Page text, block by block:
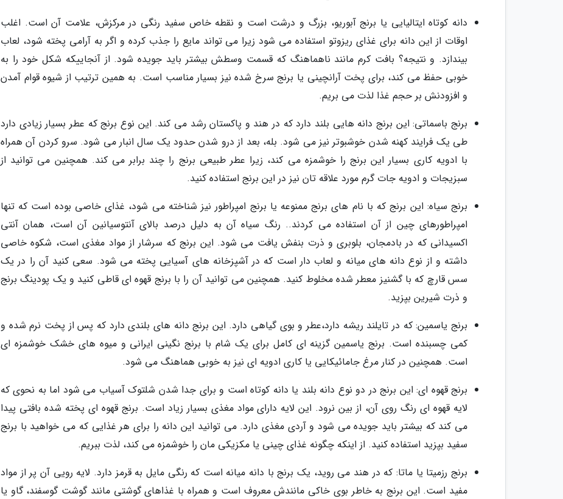
دانه کوتاه ایتالیایی یا برنج آبوریو، بزرگ و درشت است و نقطه خاص سفید رنگی در مرکزش، علامت آن است. اغلب
اوقات از این دانه برای غذای ریزوتو استفاده می شود زیرا می تواند مایع را جذب کرده و اگر به آرامی پخته شود، لعاب
بیندازد. و نتیجه؟ بافت کرم مانند ناهماهنگ که قسمت وسطش بیشتر باید جویده شود. از آنجاییکه شکل خود را به
خوبی حفظ می کند، برای پخت آرانچینی یا برنج سرخ شده نیز بسیار مناسب است. به همین ترتیب از شیوه قوام آمدن
و افزودنش بر حجم غذا لذت می بریم.
برنج باسماتی: این برنج دانه هایی بلند دارد که در هند و پاکستان رشد می کند. این نوع برنج که عطر بسیار زیادی دارد
طی یک فرایند کهنه شدن خوشبوتر نیز می شود. بله، بعد از درو شدن حدود یک سال انبار می شود. سرو کردن آن همراه
با ادویه کاری بسیار این برنج را خوشمزه می کند، زیرا عطر طبیعی برنج را چند برابر می کند. همچنین می توانید از
سبزیجات و ادویه جات گرم مورد علاقه تان نیز در این برنج استفاده کنید.
برنج سیاه: این برنج که با نام های برنج ممنوعه یا برنج امپراطور نیز شناخته می شود، غذای خاصی بوده است که تنها
امپراطورهای چین از آن استفاده می کردند.. رنگ سیاه آن به دلیل درصد بالای آنتوسیانین آن است، همان آنتی
اکسیدانی که در بادمجان، بلوبری و ذرت بنفش یافت می شود. این برنج که سرشار از مواد مغذی است، شکوه خاصی
داشته و از نوع دانه های میانه و لعاب دار است که در آشپزخانه های آسیایی پخته می شود. سعی کنید آن را در یک
سس قارچ که با گشنیز معطر شده مخلوط کنید. همچنین می توانید آن را با برنج قهوه ای قاطی کنید و یک پودینگ برنج
و ذرت شیرین بپزید.
برنج یاسمین: که در تایلند ریشه دارد،عطر و بوی گیاهی دارد. این برنج دانه های بلندی دارد که پس از پخت نرم شده و
کمی چسبنده است. برنج یاسمین گزینه ای کامل برای یک شام با برنج نگینی ایرانی و میوه های خشک خوشمزه ای
است. همچنین در کنار مرغ جامائیکایی یا کاری ادویه ای نیز به خوبی هماهنگ می شود.
برنج قهوه ای: این برنج در دو نوع دانه بلند یا دانه کوتاه است و برای جدا شدن شلتوک آسیاب می شود اما به نحوی که
لایه قهوه ای رنگ روی آن، از بین نرود. این لایه دارای مواد مغذی بسیار زیاد است. برنج قهوه ای پخته شده بافتی پیدا
می کند که بیشتر باید جویده می شود و آردی مغذی دارد. می توانید این دانه را برای هر غذایی که می خواهید با برنج
سفید بپزید استفاده کنید. از اینکه چگونه غذای چینی یا مکزیکی مان را خوشمزه می کند، لذت ببریم.
برنج رزمیتا یا ماتا: که در هند می روید، یک برنج با دانه میانه است که رنگی مایل به قرمز دارد. لایه رویی آن پر از مواد
مفید است. این برنج به خاطر بوی خاکی مانندش معروف است و همراه با غذاهای گوشتی مانند گوشت گوسفند، گاو یا